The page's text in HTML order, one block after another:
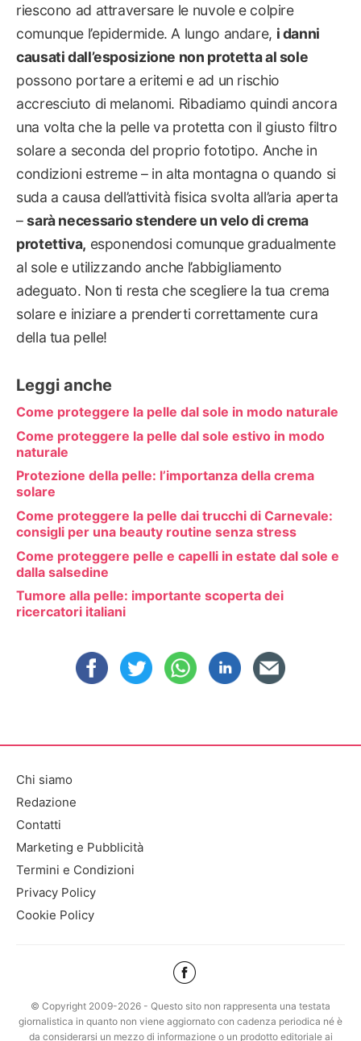
riescono ad attraversare le nuvole e colpire
comunque l’epidermide. A lungo andare, i danni
causati dall’esposizione non protetta al sole
possono portare a eritemi e ad un rischio
accresciuto di melanomi. Ribadiamo quindi ancora
una volta che la pelle va protetta con il giusto filtro
solare a seconda del proprio fototipo. Anche in
condizioni estreme – in alta montagna o quando si
suda a causa dell’attività fisica svolta all’aria aperta
–sarà necessario stendere un velo di crema
protettiva, esponendosi comunque gradualmente
al sole e utilizzando anche l’abbigliamento
adeguato. Non ti resta che scegliere la tua crema
solare e iniziare a prenderti correttamente cura
della tua pelle!
Leggi anche
Come proteggere la pelle dal sole in modo naturale
Come proteggere la pelle dal sole estivo in modo
naturale
Protezione della pelle: l’importanza della crema
solare
Come proteggere la pelle dai trucchi di Carnevale:
consigli per una beauty routine senza stress
Come proteggere pelle e capelli in estate dal sole e
dalla salsedine
Tumore alla pelle: importante scoperta dei
ricercatori italiani
Chi siamo
Redazione
Contatti
Marketing e Pubblicità
Termini e Condizioni
Privacy Policy
Cookie Policy
© Copyright 2009-2026 - Questo sito non rappresenta una testata
giornalistica in quanto non viene aggiornato con cadenza periodica né è
da considerarsi un mezzo di informazione o un prodotto editoriale ai